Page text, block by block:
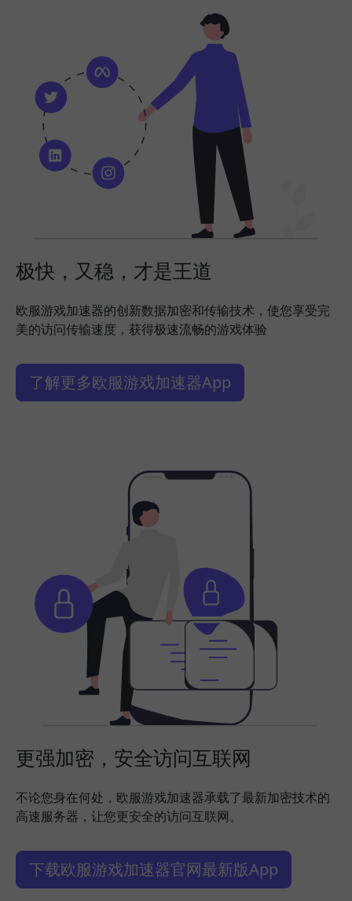
极快，又稳，才是王道
欧服游戏加速器的创新数据加密和传输技术，使您享受完
美的访问传输速度，获得极速流畅的游戏体验
了解更多欧服游戏加速器App
更强加密，安全访问互联网
不论您身在何处，欧服游戏加速器承载了最新加密技术的
高速服务器，让您更安全的访问互联网。
下载欧服游戏加速器官网最新版App